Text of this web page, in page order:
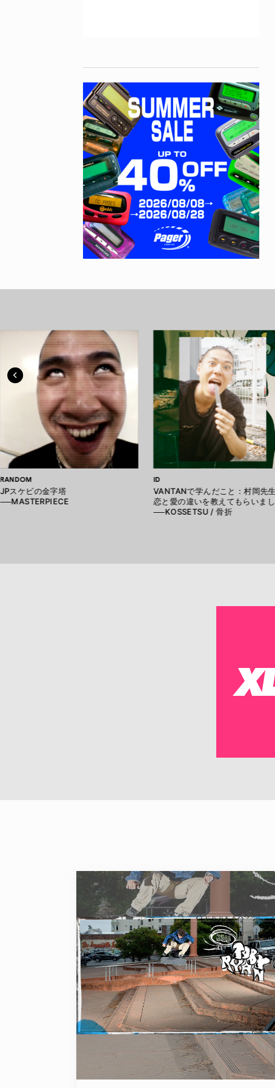
RANDOM
JPスケビの金字塔
──MASTERPIECE
ID
VANTANで学んだこと：村岡先
恋と愛の違いを教えてもらいま
──KOSSETSU / 骨折